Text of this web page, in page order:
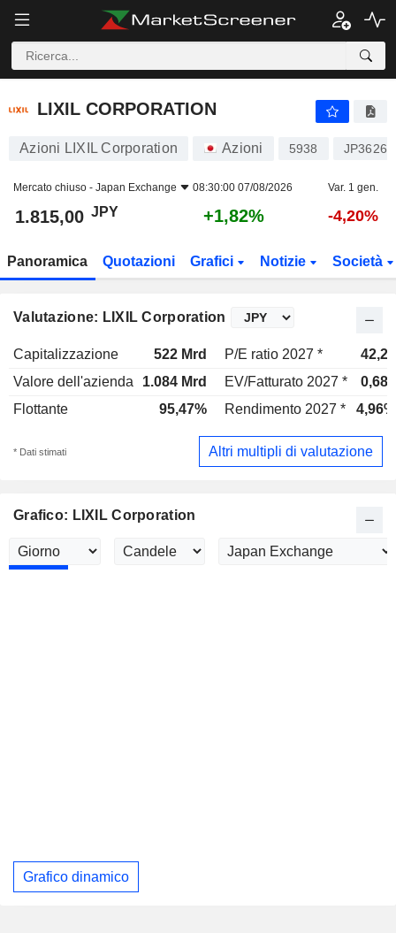
LIXIL CORPORATION
LIXIL CORPORATION
Azioni LIXIL Corporation Azioni 5938
Mercato chiuso - Japan Exchange 08:30:00 07/08/2026 Var. 1 gen.
1.815,00 JPY +1,82% -4,20%
Panoramica Quotazioni Grafici Notizie Società
Valutazione: LIXIL Corporation
Capitalizzazione 522 Mrd P/E ratio 2027 *
42,2x
Valore dell'azienda
1.084 Mrd EV/Fatturato 2027 *
0,68x
Flottante
95,47% Rendimento 2027 * 4,96%
* Dati stimati Altri multipli di valutazione
Grafico: LIXIL Corporation
Grafico dinamico